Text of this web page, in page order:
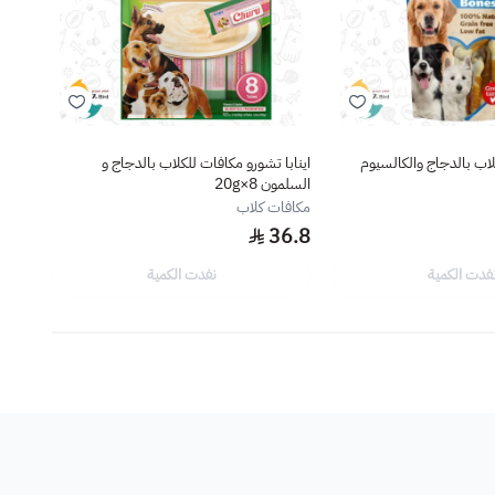
بالدجاج والكالسيوم
نفدت الكمية
اينابا تشورو مكافات للكلاب بالدجاج و
السلمون 20g×8
مكافات كلاب
36.8
نفدت الكمية